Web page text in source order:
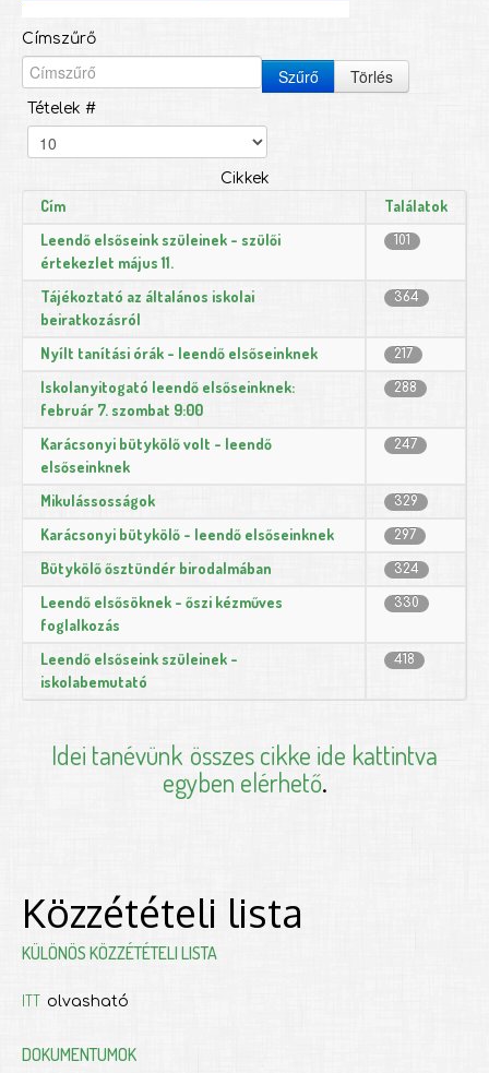
Címszűrő
Szűrő Törlés
Tételek #
Cikkek
Cím
Találatok
Leendő elsőseink szüleinek - szülői
értekezlet május 11.
101
Tájékoztató az általános iskolai
beiratkozásról
364
Nyílt tanítási órák - leendő elsőseinknek 217
Iskolanyitogató leendő elsőseinknek:
február 7. szombat 9:00
288
Karácsonyi bütykölő volt - leendő
elsőseinknek
247
Mikulássosságok 329
Karácsonyi bütykölő - leendő elsőseinknek 297
Bütykölő ősztündér birodalmában 324
Leendő elsősöknek - őszi kézműves
foglalkozás
330
Leendő elsőseink szüleinek -
iskolabemutató
418
Idei tanévünk összes cikke ide kattintva
egyben elérhető.
Közzétételi lista
KÜLÖNÖS KÖZZÉTÉTELI LISTA
ITT olvasható
DOKUMENTUMOK